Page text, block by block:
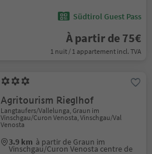
Südtirol Guest Pass
À partir de 75€
1 nuit / 1 appartement incl. TVA
Agritourism Rieglhof
Langtaufers/Vallelunga, Graun im
Vinschgau/Curon Venosta, Vinschgau/Val
Venosta
3.9 km à partir de Graun im
Vinschgau/Curon Venosta centre de